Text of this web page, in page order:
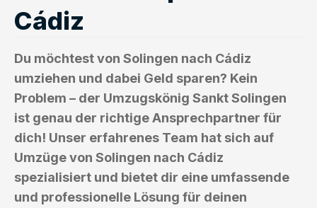
Cádiz
Du möchtest von Solingen nach Cádiz
umziehen und dabei Geld sparen? Kein
Problem – der Umzugskönig Sankt Solingen
ist genau der richtige Ansprechpartner für
dich! Unser erfahrenes Team hat sich auf
Umzüge von Solingen nach Cádiz
spezialisiert und bietet dir eine umfassende
und professionelle Lösung für deinen